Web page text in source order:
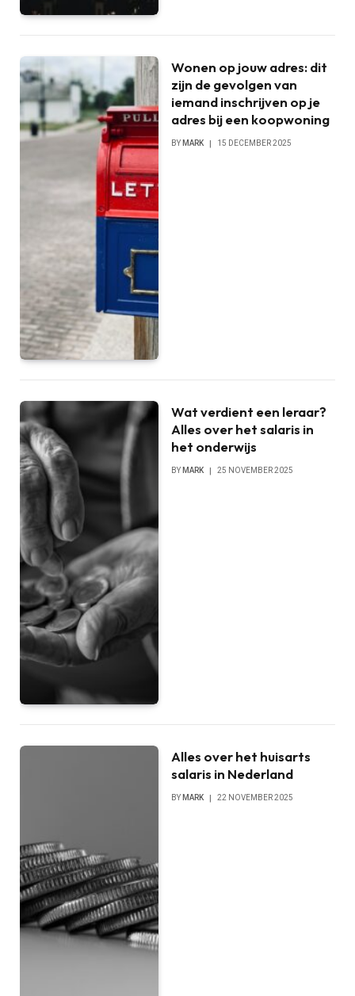
Wonen op jouw adres: dit
zijn de gevolgen van
iemand inschrijven op je
adres bij een koopwoning
BY MARK 15 DECEMBER 2025
Wat verdient een leraar?
Alles over het salaris in
het onderwijs
BY MARK 25 NOVEMBER 2025
Alles over het huisarts
salaris in Nederland
BY MARK 22 NOVEMBER 2025